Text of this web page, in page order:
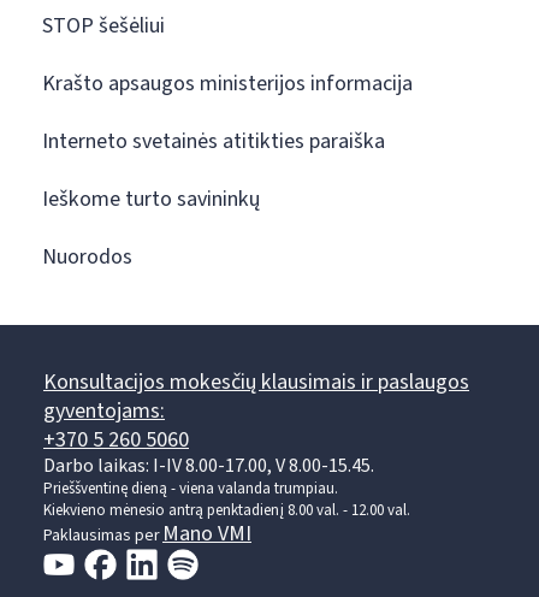
STOP šešėliui
Krašto apsaugos ministerijos informacija
Interneto svetainės atitikties paraiška
Ieškome turto savininkų
Nuorodos
Konsultacijos mokesčių klausimais ir paslaugos
gyventojams:
+370 5 260 5060
Darbo laikas: I-IV 8.00-17.00, V 8.00-15.45.
Prieššventinę dieną - viena valanda trumpiau.
Kiekvieno mėnesio antrą penktadienį 8.00 val. - 12.00 val.
Paklausimas perMano VMI